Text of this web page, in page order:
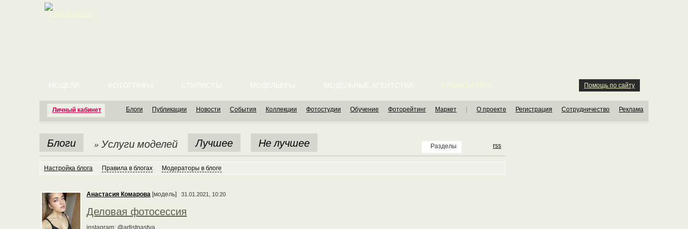
Личный кабинет
МОДЕЛИ ФОТОГРАФЫ СТИЛИСТЫ МОДЕЛЬЕРЫ МОДЕЛЬНЫЕ АГЕНТСТВА Помощь по сайту
Блоги Публикации Новости События Коллекции Фотостудии Обучение Фоторейтинг Маркет О проекте Регистрация Сотрудничество Реклама
Разделы rss
Блоги » Услуги моделей Лучшее Не лучшее
Настройка блога Правила в блогах Модераторы в блоге
Анастасия Комарова [модель] 31.01.2021, 10:20
Деловая фотосессия
instagram: @artistnastya